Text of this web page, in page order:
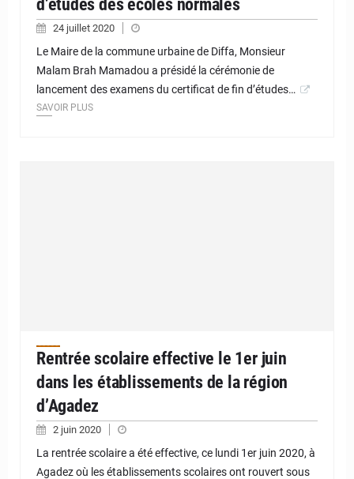
d’études des écoles normales
24 juillet 2020
Le Maire de la commune urbaine de Diffa, Monsieur
Malam Brah Mamadou a présidé la cérémonie de
lancement des examens du certificat de fin d’études…
SAVOIR PLUS
Rentrée scolaire effective le 1er juin
dans les établissements de la région
d’Agadez
2 juin 2020
La rentrée scolaire a été effective, ce lundi 1er juin 2020, à
Agadez où les établissements scolaires ont rouvert sous